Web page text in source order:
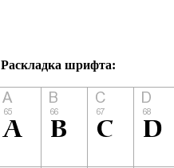
Раскладка шрифта: